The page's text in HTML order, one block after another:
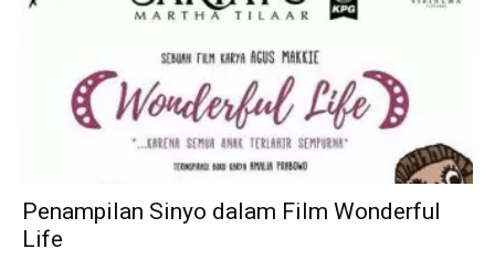
Penampilan Sinyo dalam Film Wonderful
Life